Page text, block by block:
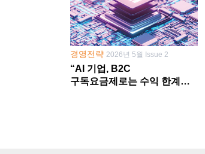
경영전략 2026년 5월 Issue 2
“AI 기업, B2C
구독요금제로는 수익 한계